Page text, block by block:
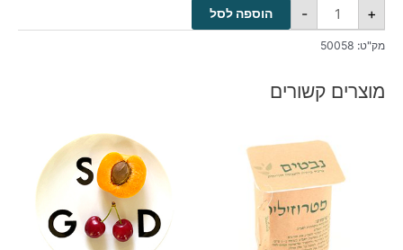
- + הוספה לסל
מק"ט: 50058
מוצרים קשורים